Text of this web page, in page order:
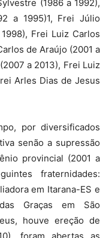
(1986 a 1992),
a 1995)1, Frei Júlio
Frei Luiz Carlos
de Araújo (2001 a
a 2013), Frei Luiz
Arles Dias de Jesus
por diversificados
senão a supressão
provincial (2001 a
fraternidades:
em Itarana-ES e
Graças em São
houve ereção de